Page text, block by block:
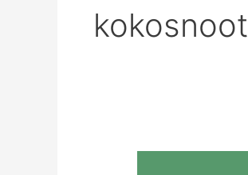
kokosnoot